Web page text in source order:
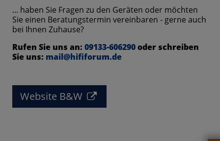
... haben Sie Fragen zu den Geräten oder möchten
Sie einen Beratungstermin vereinbaren - gerne auch
bei Ihnen Zuhause?
Rufen Sie uns an: 09133-606290oder schreiben
Sie uns: mail@hififorum.de
Website B&W